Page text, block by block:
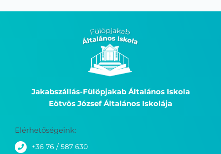
Jakabszállás-Fülöpjakab Általános Iskola
Elérhetőségeink: